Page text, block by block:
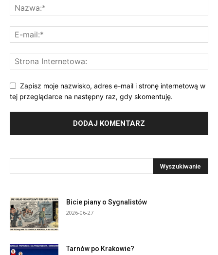
Zapisz moje nazwisko, adres e-mail i stronę internetową w
tej przeglądarce na następny raz, gdy skomentuję.
Bicie piany o Sygnalistów
2026-06-27
Tarnów po Krakowie?